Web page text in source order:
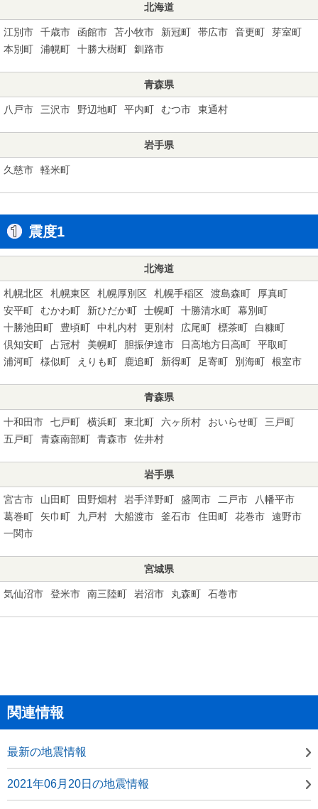
北海道
江別市 千歳市 函館市 苫小牧市 新冠町 帯広市 音更町
芽室町
本別町
浦幌町 十勝大樹町 釧路市
青森県
八戸市 三沢市 野辺地町 平内町 むつ市 東通村
岩手県
久慈市 軽米町
震度1
北海道
札幌北区 札幌東区 札幌厚別区 札幌手稲区 渡島森町
厚真町
安平町
むかわ町 新ひだか町 士幌町 十勝清水町
幕別町
十勝池田町
豊頃町 中札内村 更別村 広尾町 標茶町
白糠町
倶知安町
占冠村 美幌町 胆振伊達市 日高地方日高町
平取町
浦河町
様似町 えりも町 鹿追町 新得町 足寄町 別海町 根室市
青森県
十和田市 七戸町 横浜町 東北町 六ヶ所村 おいらせ町
三戸町
五戸町
青森南部町 青森市 佐井村
岩手県
宮古市 山田町 田野畑村 岩手洋野町 盛岡市 二戸市
八幡平市
葛巻町
矢巾町 九戸村 大船渡市 釜石市 住田町 花巻市
遠野市
一関市
宮城県
気仙沼市 登米市 南三陸町 岩沼市 丸森町 石巻市
関連情報
最新の地震情報
2021年06月20日の地震情報